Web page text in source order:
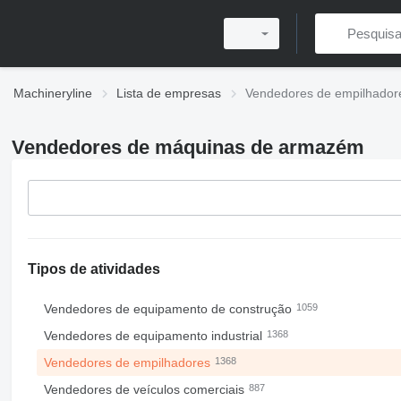
Machineryline Lista de empresas Vendedores de
Vendedores de máquinas de armazém
Tipos de atividades
Vendedores de equipamento de construção 1059
Vendedores de equipamento industrial 1368
Vendedores de empilhadores 1368
Vendedores de veículos comerciais 887